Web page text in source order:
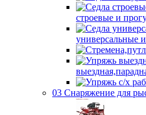
строевые и
универсальные
03 Снаряжение для